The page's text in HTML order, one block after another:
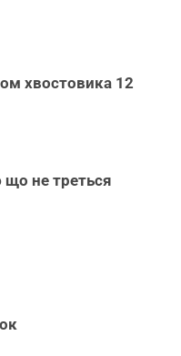
хвостовика 12
не треться